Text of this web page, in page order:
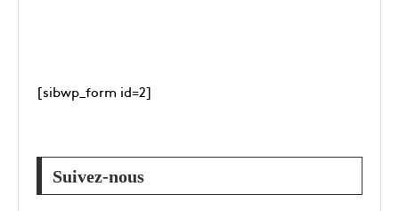
[sibwp_form id=2]
Suivez-nous